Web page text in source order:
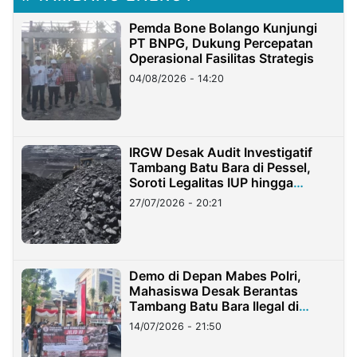
Pemda Bone Bolango Kunjungi
PT BNPG, Dukung Percepatan
Operasional Fasilitas Strategis
04/08/2026 - 14:20
IRGW Desak Audit Investigatif
Tambang Batu Bara di Pessel,
Soroti Legalitas IUP hingga
Stockpile
27/07/2026 - 20:21
Demo di Depan Mabes Polri,
Mahasiswa Desak Berantas
Tambang Batu Bara Ilegal di
Lampung
14/07/2026 - 21:50